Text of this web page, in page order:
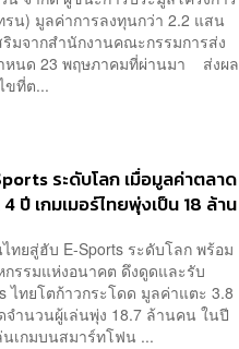
รน) มูลค่าการลงทุนกว่า 2.2 แสน
มจากสำนักงานคณะกรรมการส่ง
ำหนด 23 พฤษภาคมที่ผ่านมา ส่งผล
ขที่ต...
ระดับโลก เมื่อมูลค่าตลาด
ปี เกมเมอร์ไทยพุ่งเป็น 18 ล้าน
ยสู่ฮับ E-Sports ระดับโลก พร้อม
กรรมแห่งอนาคต ดึงดูดและรับ
ไทยโตก้าวกระโดด มูลค่าแตะ 3.8
ำนวนผู้เล่นพุ่ง 18.7 ล้านคน ในปี
เกมบนสมาร์ทโฟน ...